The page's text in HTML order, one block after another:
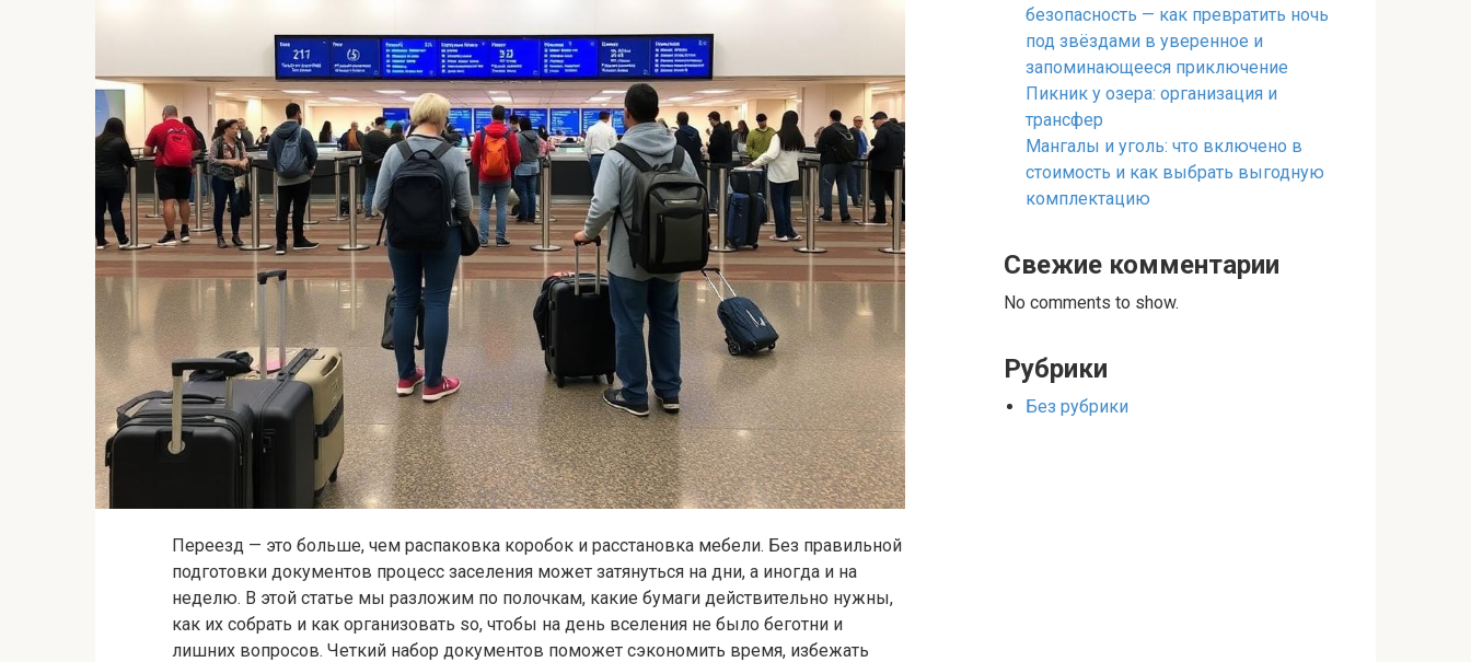
Переезд — это больше, чем распаковка коробок и расстановка мебели. Без правильной
подготовки документов процесс заселения может затянуться на дни, а иногда и на
неделю. В этой статье мы разложим по полочкам, какие бумаги действительно нужны,
как их собрать и как организовать so, чтобы на день вселения не было беготни и
лишних вопросов. Четкий набор документов поможет сэкономить время, избежать
безопасность — как превратить ночь
под звёздами в уверенное и
запоминающееся приключение
Пикник у озера: организация и
трансфер
Мангалы и уголь: что включено в
стоимость и как выбрать выгодную
комплектацию
Свежие комментарии
No comments to show.
Рубрики
Без рубрики